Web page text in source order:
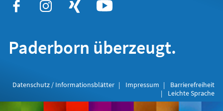
Paderborn überzeugt.
Datenschutz / Informationsblätter Impressum
Barrierefreiheit
Leichte Sprache